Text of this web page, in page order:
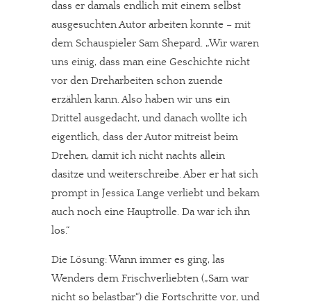
dass er damals endlich mit einem selbst
ausgesuchten Autor arbeiten konnte – mit
dem Schauspieler Sam Shepard. „Wir waren
uns einig, dass man eine Geschichte nicht
vor den Dreharbeiten schon zuende
erzählen kann. Also haben wir uns ein
Drittel ausgedacht, und danach wollte ich
eigentlich, dass der Autor mitreist beim
Drehen, damit ich nicht nachts allein
dasitze und weiterschreibe. Aber er hat sich
prompt in Jessica Lange verliebt und bekam
auch noch eine Hauptrolle. Da war ich ihn
los.“
Die Lösung: Wann immer es ging, las
Wenders dem Frischverliebten („Sam war
nicht so belastbar“) die Fortschritte vor, und